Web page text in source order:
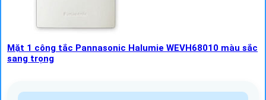
Mặt 1 công tắc Pannasonic Halumie WEVH68010 màu sắc
sang trọng